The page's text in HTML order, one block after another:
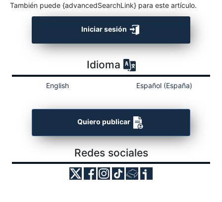
También puede {advancedSearchLink} para este artículo.
Iniciar sesión
Idioma
English Español (España)
Quiero publicar
Redes sociales